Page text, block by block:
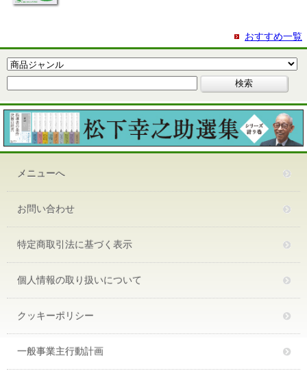
おすすめ一覧
メニューへ
お問い合わせ
特定商取引法に基づく表示
個人情報の取り扱いについて
クッキーポリシー
一般事業主行動計画